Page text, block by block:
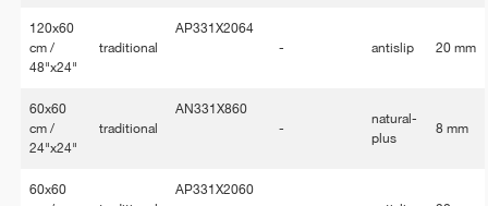
120x60
cm /
48"x24"
traditional
AP331X2064
-
antislip 20 mm
60x60
cm /
24"x24"
traditional
AN331X860
-
natural-
plus
8 mm
60x60
AP331X2060